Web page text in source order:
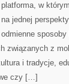
platforma, w
na jednej
odmienne sposoby
związanych z
i tradycje,
czy […]